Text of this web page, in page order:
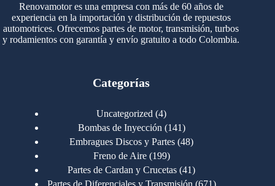
Renovamotor es una empresa con más de 60 años de
experiencia en la importación y distribución de repuestos
automotrices. Ofrecemos partes de motor, transmisión, turbos
y rodamientos con garantía y envío gratuito a todo Colombia.
Categorías
Uncategorized 44
productos
Bombas de Inyección 141141
productos
Embragues Discos y Partes 4848
Freno de Aire 199199
productos
Partes de Cardan y Crucetas 4141
productos
Partes de Diferenciales y Transmisión 671671